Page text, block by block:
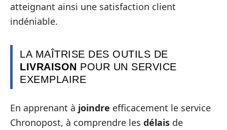
atteignant ainsi une satisfaction client
indéniable.
LA MAÎTRISE DES OUTILS DE
LIVRAISON POUR UN SERVICE
EXEMPLAIRE
En apprenant à joindre efficacement le service
Chronopost, à comprendre les délais de